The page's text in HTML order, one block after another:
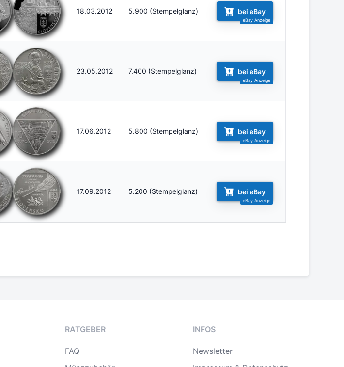
18.03.2012 5.900 (Stempelglanz) bei eBay
23.05.2012 7.400 (Stempelglanz) bei eBay
17.06.2012 5.800 (Stempelglanz) bei eBay
17.09.2012 5.200 (Stempelglanz) bei eBay
RATGEBER
FAQ
INFOS
Newsletter